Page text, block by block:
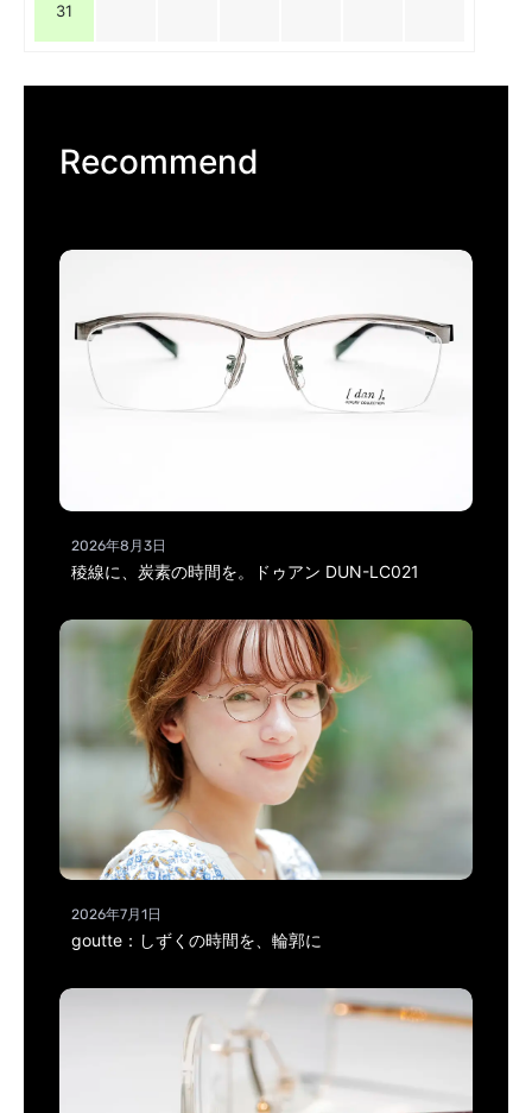
31
Recommend
2026年8月3日
稜線に、炭素の時間を。ドゥアン DUN-LC021
2026年7月1日
goutte：しずくの時間を、輪郭に